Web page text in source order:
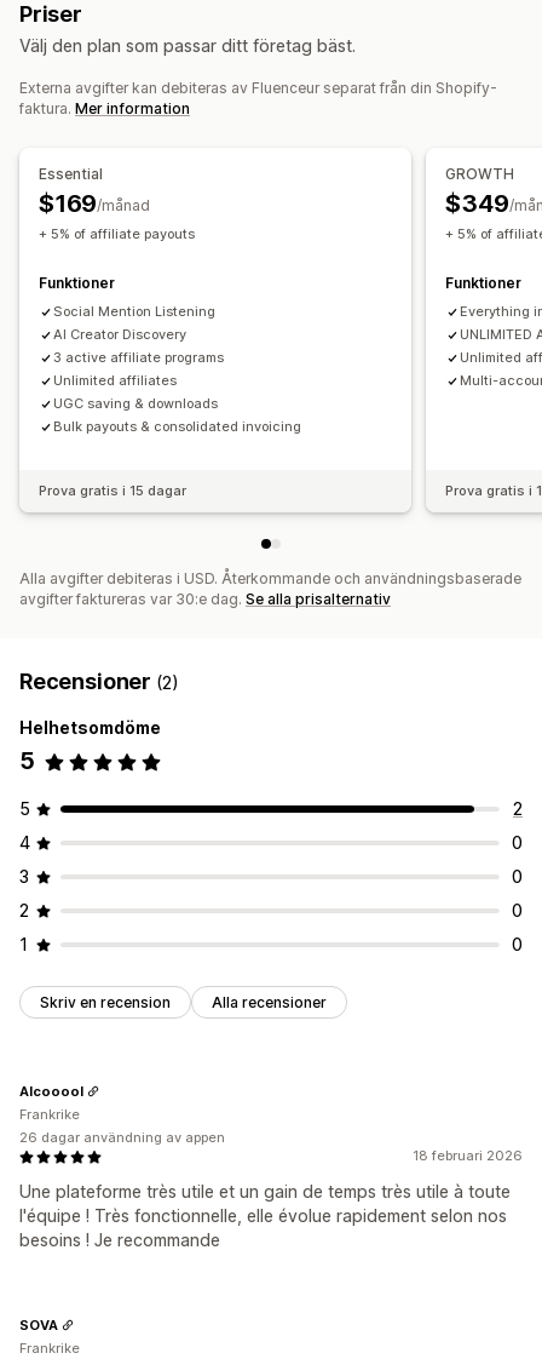
Anpassad provision
Affiliatelänkar Analysverktyg Spårning i realtid
Anpassade instrumentpaneler
Anpassade länkar och rabatter
ACH-betalningar
Automatiska betalningar
Kortutbetalningar
Schemalagda utbetalningar
Priser
Välj den plan som passar ditt företag bäst.
Externa avgifter kan debiteras av Fluenceur separat från din Shopify-
faktura. Mer information
Essential
$169/månad
+ 5% of affiliate payouts
Funktioner
Social Mention Listening
AI Creator Discovery
3 active affiliate programs
Unlimited affiliates
UGC saving & downloads
Bulk payouts & consolidated invoicing
Prova gratis i 15 dagar
GROWTH
$349/
+ 5% of
Funktioner
Everything
UNLIMITED
Unlimited
Multi-
Prova gratis i
Alla avgifter debiteras i USD. Återkommande och användningsbaserade
avgifter faktureras var 30:e dag. Se alla prisalternativ
Recensioner (2)
Helhetsomdöme
5
5
2
4
0
3
0
2
0
1
0
Skriv en recension Alla recensioner
18 februari 2026
Une plateforme très utile et un gain de temps très utile à toute
l'équipe ! Très fonctionnelle, elle évolue rapidement selon nos
besoins ! Je recommande
Alcooool
Frankrike
26 dagar användning av appen
SOVA
Frankrike